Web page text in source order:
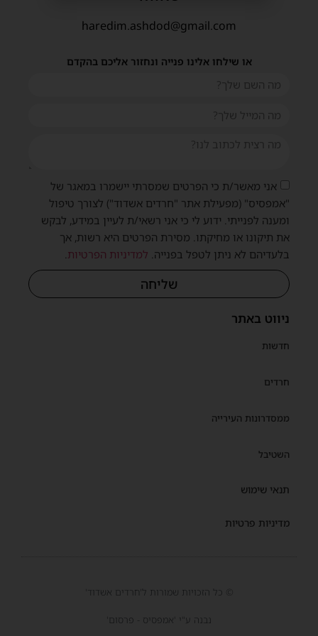
ניווט באתר
חדשות
חרדים
ממסדרונות העירייה
השטיבל
תנאי שימוש
מדיניות פרטיות
haredim.ashdod@gmail.com
או שילחו אלינו פנייה ונחזור אליכם בהקדם
אני מאשר/ת כי הפרטים שמסרתי יישמרו במאגר של
"אמפסיס" (מפעילת אתר "חרדים אשדוד") לצורך טיפול
ומענה לפנייתי. ידוע לי כי אני רשאי/ת לעיין במידע, לבקש
את תיקונו או מחיקתו. מסירת הפרטים היא רשות, אך
בלעדיהם לא ניתן לטפל בפנייה. למדיניות הפרטיות
שליחה
© כל הזכויות שמורות ל'חרדים אשדוד'
נבנה ע"י 'אמפסיס - פרסום'